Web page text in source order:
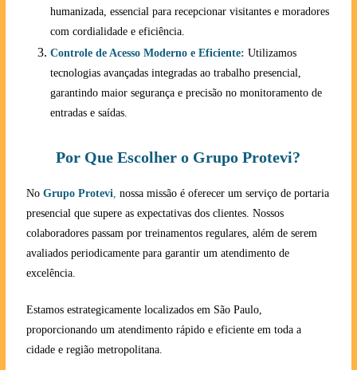
humanizada, essencial para recepcionar visitantes e moradores
com cordialidade e eficiência.
Controle de Acesso Moderno e Eficiente: Utilizamos
tecnologias avançadas integradas ao trabalho presencial,
garantindo maior segurança e precisão no monitoramento de
entradas e saídas.
Por Que Escolher o Grupo Protevi?
No Grupo Protevi, nossa missão é oferecer um serviço de portaria
presencial que supere as expectativas dos clientes. Nossos
colaboradores passam por treinamentos regulares, além de serem
avaliados periodicamente para garantir um atendimento de
excelência.
Estamos estrategicamente localizados em São Paulo,
proporcionando um atendimento rápido e eficiente em toda a
cidade e região metropolitana.